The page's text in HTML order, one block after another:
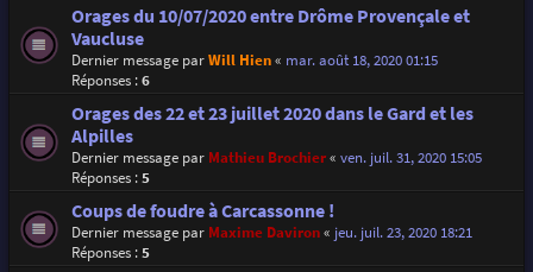
Orages du 10/07/2020 entre Drôme Provençale et
Vaucluse
Dernier message parWill Hien« mar. août 18, 2020 01:15
Réponses :6
Orages des 22 et 23 juillet 2020 dans le Gard et les
Alpilles
Dernier message par Mathieu Brochier« ven. juil. 31, 2020 15:05
Réponses :5
Coups de foudre à Carcassonne !
Dernier message par Maxime Daviron« jeu. juil. 23, 2020 18:21
Réponses :5